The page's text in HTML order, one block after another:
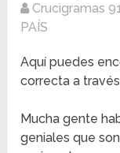
Crucigramas
PAÍS
Aquí puedes
correcta a
Mucha gente
geniales que